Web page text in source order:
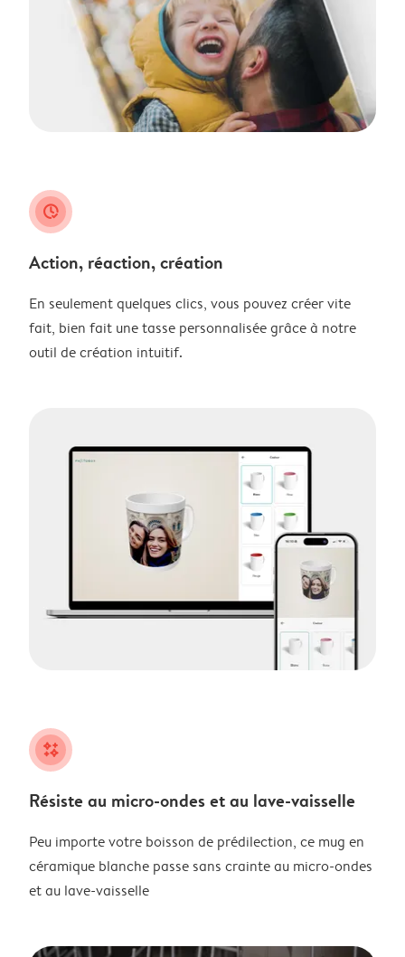
clock_check
Action, réaction, création
En seulement quelques clics, vous pouvez créer vite
fait, bien fait une tasse personnalisée grâce à notre
outil de création intuitif.
night
Résiste au micro-ondes et au lave-vaisselle
Peu importe votre boisson de prédilection, ce mug en
céramique blanche passe sans crainte au micro-ondes
et au lave-vaisselle